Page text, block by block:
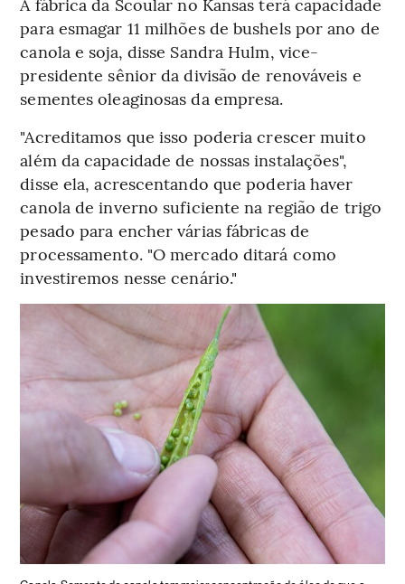
para esmagar 11 milhões de bushels por ano de
canola e soja, disse Sandra Hulm, vice-
presidente sênior da divisão de renováveis e
sementes oleaginosas da empresa.
"Acreditamos que isso poderia crescer muito
além da capacidade de nossas instalações",
disse ela, acrescentando que poderia haver
canola de inverno suficiente na região de trigo
pesado para encher várias fábricas de
processamento. "O mercado ditará como
investiremos nesse cenário."